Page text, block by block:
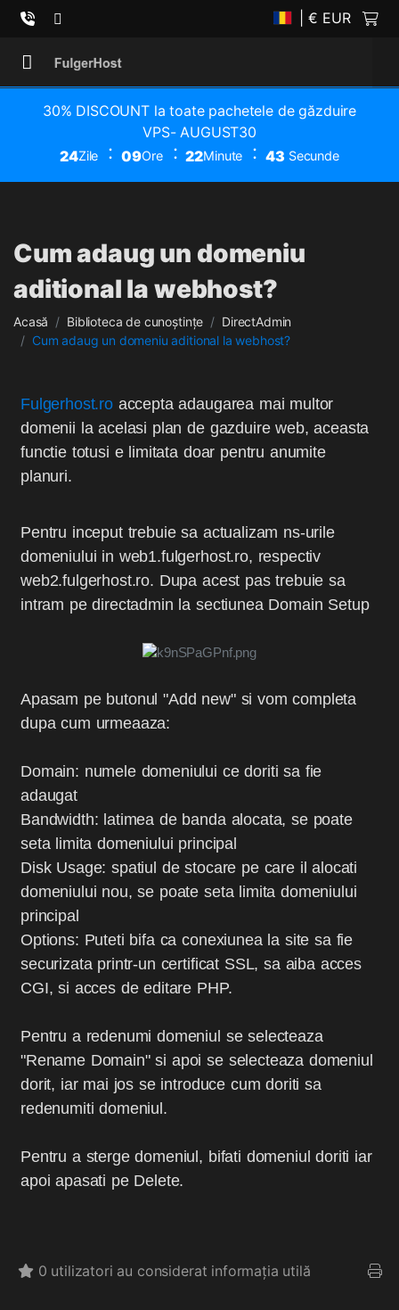
| € EUR
30% DISCOUNT la toate pachetele de găzduire
VPS- AUGUST30
24Zile 09Ore 22Minute 43 Secunde
Cum adaug un domeniu
aditional la webhost?
Acasă Biblioteca de cunoștințe
DirectAdmin
Cum adaug un domeniu aditional la webhost?
Fulgerhost.roaccepta adaugarea mai multor
domenii la acelasi plan de gazduire web, aceasta
functie totusi e limitata doar pentru anumite
planuri.
Pentru inceput trebuie sa actualizam ns-urile
domeniului in web1.fulgerhost.ro, respectiv
web2.fulgerhost.ro. Dupa acest pas trebuie sa
intram pe directadmin la sectiunea Domain Setup
Apasam pe butonul "Add new" si vom completa
dupa cum urmeaaza:
Domain: numele domeniului ce doriti sa fie
adaugat
Bandwidth: latimea de banda alocata, se poate
seta limita domeniului principal
Disk Usage: spatiul de stocare pe care il alocati
domeniului nou, se poate seta limita domeniului
principal
Options: Puteti bifa ca conexiunea la site sa fie
securizata printr-un certificat SSL, sa aiba acces
CGI, si acces de editare PHP.
Pentru a redenumi domeniul se selecteaza
"Rename Domain" si apoi se selecteaza domeniul
dorit, iar mai jos se introduce cum doriti sa
redenumiti domeniul.
Pentru a sterge domeniul, bifati domeniul doriti iar
apoi apasati pe Delete.
0 utilizatori au considerat informația utilă